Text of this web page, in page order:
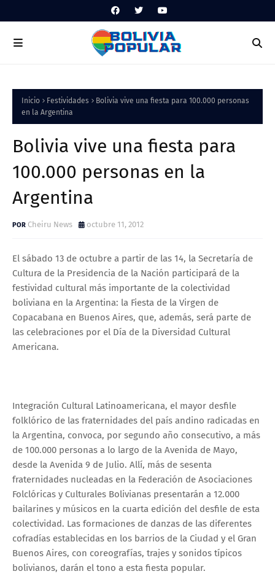
Inicio Festividades
Bolivia vive una fiesta para 100.000 personas
en la Argentina
Bolivia vive una fiesta para
100.000 personas en la
Argentina
Cheiru News octubre 11, 2012
El sábado 13 de octubre a partir de las 14, la Secretaría de
Cultura de la Presidencia de la Nación participará de la
festividad cultural más importante de la colectividad
boliviana en la Argentina: la Fiesta de la Virgen de
Copacabana en Buenos Aires, que, además, será parte de
las celebraciones por el Día de la Diversidad Cultural
Americana.
Integración Cultural Latinoamericana, el mayor desfile
folklórico de las fraternidades del país andino radicadas en
la Argentina, convoca, por segundo año consecutivo, a más
de 100.000 personas a lo largo de la Avenida de Mayo,
desde la Avenida 9 de Julio. Allí, más de sesenta
fraternidades nucleadas en la Federación de Asociaciones
Folclóricas y Culturales Bolivianas presentarán a 12.000
bailarines y músicos en la cuarta edición del desfile de esta
colectividad. Las formaciones de danzas de las diferentes
cofradías establecidas en los barrios de la Ciudad y el Gran
Buenos Aires, con coreografías, trajes y sonidos típicos
bolivianos, darán el tono a esta fiesta popular.